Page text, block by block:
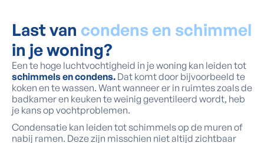
Last van condens en schimmel
in je woning?
Een te hoge luchtvochtigheid in je woning kan leiden tot
schimmels en condens. Dat komt door bijvoorbeeld te
koken en te wassen. Want wanneer er in ruimtes zoals de
badkamer en keuken te weinig geventileerd wordt, heb
je kans op vochtproblemen.
Condensatie kan leiden tot schimmels op de muren of
nabij ramen. Deze zijn misschien niet altijd zichtbaar